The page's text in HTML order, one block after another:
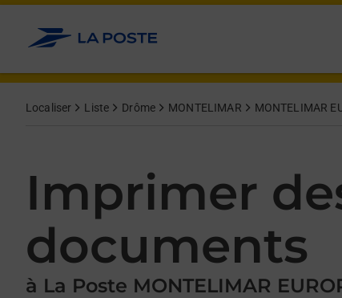
Allez au contenu
Localiser Liste Drôme MONTELIMAR MONTELIMAR
Imprimer
documents
à La Poste MONTELIMAR
Afficher ou masquer la réponse
Afficher ou masquer la réponse
Afficher ou masquer la réponse
Afficher ou masquer la réponse